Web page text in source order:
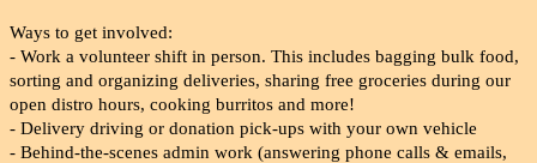
Ways to get involved:
- Work a volunteer shift in person. This includes bagging bulk food,
sorting and organizing deliveries, sharing free groceries during our
open distro hours, cooking burritos and more!
- Delivery driving or donation pick-ups with your own vehicle
- Behind-the-scenes admin work (answering phone calls & emails,